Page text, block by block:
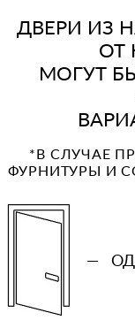
ДВЕРИ ИЗ
ОТ
МОГУТ
*В СЛУЧАЕ
ФУРНИТУРЫ И
—